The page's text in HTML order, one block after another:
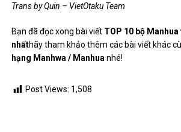
Trans by Quin – VietOtaku Team
Bạn đã đọc xong bài viết TOP 10 bộ
nhấthãy tham khảo thêm các bài viết khác
hạng Manhwa / Manhuanhé!
Post Views: 1,508